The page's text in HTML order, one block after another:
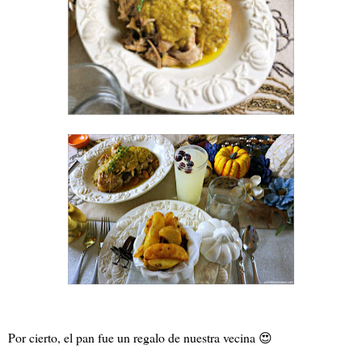
Por cierto, el pan fue un regalo de nuestra vecina 😍